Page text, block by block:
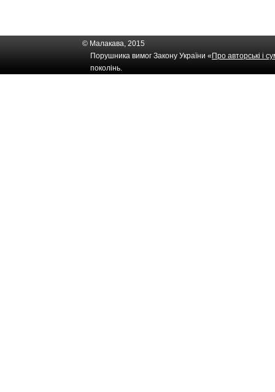
© Малакава, 2015
Порушника вимог Закону України « Про авторські і
поколінь.